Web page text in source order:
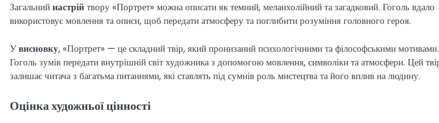
Загальнийнастрійтвору «Портрет» можна описати як темний, меланхолійний та загадковий. Гоголь вдало
використовує мовлення та описи, щоб передати атмосферу та поглибити розуміння головного героя.
Увисновку, «Портрет» — це складний твір, який пронизаний психологічними та філософськими мотивами.
Гоголь зумів передати внутрішній світ художника з допомогою мовлення, символіки та атмосфери. Цей
залишає читача з багатьма питаннями, які ставлять під сумнів роль мистецтва та його вплив на людину.
Оцінка художньої цінності